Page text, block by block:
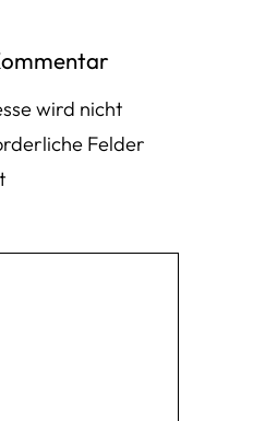
wird nicht
Felder